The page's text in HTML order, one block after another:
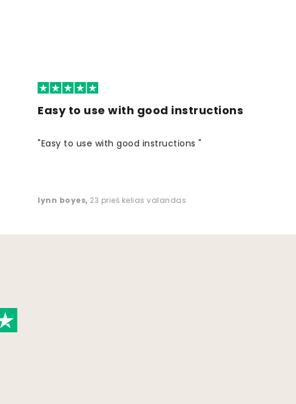
Easy to use with good instructions
"Easy to use with good instructions "
lynn boyes, 23 prieš kelias valandas